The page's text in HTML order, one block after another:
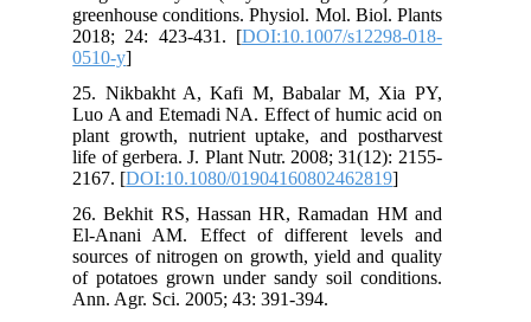
greenhouse conditions. Physiol. Mol. Biol. Plants
2018; 24: 423-431. [DOI:10.1007/s12298-018-
0510-y
25. Nikbakht A, Kafi M, Babalar M, Xia PY,
Luo A and Etemadi NA. Effect of humic acid on
plant growth, nutrient uptake, and postharvest
life of gerbera. J. Plant Nutr. 2008; 31(12): 2155-
2167. [DOI:10.1080/01904160802462819
26. Bekhit RS, Hassan HR, Ramadan HM and
El-Anani AM. Effect of different levels and
sources of nitrogen on growth, yield and quality
of potatoes grown under sandy soil conditions.
Ann. Agr. Sci. 2005; 43: 391-394.